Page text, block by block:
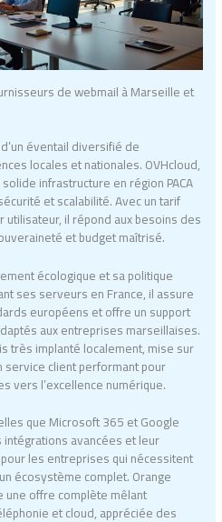
de webmail à Marseille et
éventail diversifié de
locales et nationales. OVHcloud,
infrastructure en région PACA
et scalabilité. Avec un tarif
il répond aux besoins des
et budget maîtrisé.
écologique et sa politique
ses serveurs en France, il assure
européens et offre un support
aux entreprises marseillaises.
très implanté localement, mise sur
service client performant pour
vers l’excellence numérique.
que Microsoft 365 et Google
avancées et leur
les entreprises qui nécessitent
écosystème complet. Orange
une offre complète mêlant
et cloud, appréciée des